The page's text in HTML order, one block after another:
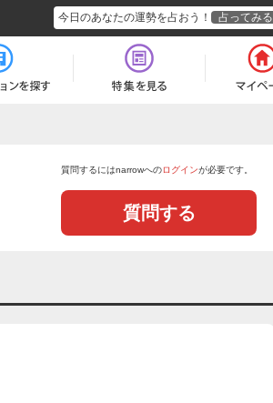
今日のあなたの運勢を占おう！ 占ってみる
質問するにはnarrowへのログインが必要です。
質問する